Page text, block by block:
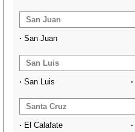
San Juan
· San Juan
San Luis
· San Luis ·
Santa Cruz
· El Calafate ·